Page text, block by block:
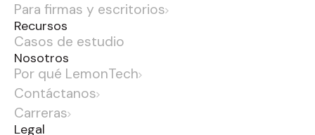
Para firmas y escritorios
Recursos
Casos de estudio
Nosotros
Por qué LemonTech
Contáctanos
Carreras
Legal